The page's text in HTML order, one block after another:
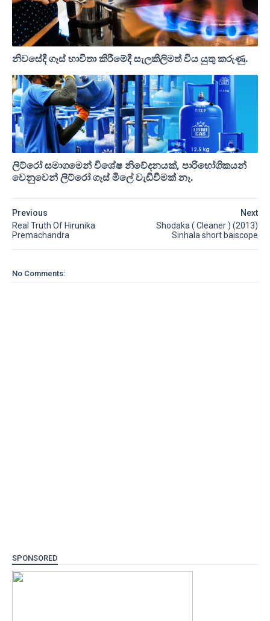
නිවසේදී ගෑස් භාවිතා කිරීමේදී සැලකිලිමත් විය යුතු කරුණු.
ලිට්රෝ සමාගමෙන් විශේෂ නිවේදනයක්, පාරිභෝගිකයන්
වෙනුවෙන් ලිට්රෝ ගෑස් මිලේ වැඩිවීමක් නෑ.
Next
Shodaka ( Cleaner ) (2013)
Sinhala short baiscope
Previous
Real Truth Of Hirunika
Premachandra
No Comments:
SPONSORED